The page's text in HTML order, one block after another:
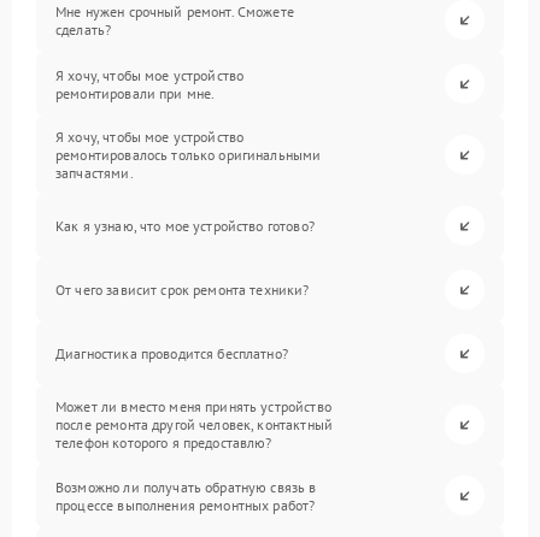
Мне нужен срочный ремонт. Сможете
сделать?
Я хочу, чтобы мое устройство
ремонтировали при мне.
Я хочу, чтобы мое устройство
ремонтировалось только оригинальными
запчастями.
Как я узнаю, что мое устройство готово?
От чего зависит срок ремонта техники?
Диагностика проводится бесплатно?
Может ли вместо меня принять устройство
после ремонта другой человек, контактный
телефон которого я предоставлю?
Возможно ли получать обратную связь в
процессе выполнения ремонтных работ?